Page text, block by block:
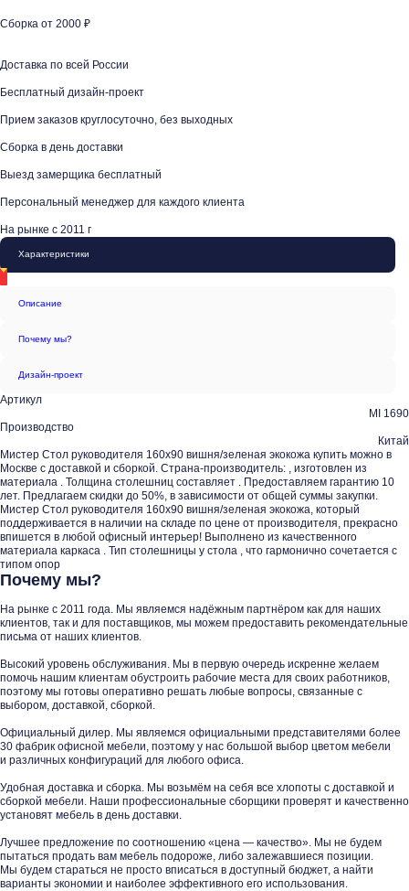
Сборка от 2000 ₽
Доставка по всей России
Бесплатный дизайн-проект
Прием заказов круглосуточно, без выходных
Сборка в день доставки
Выезд замерщика бесплатный
Персональный менеджер для каждого клиента
На рынке с 2011 г
Характеристики
Описание
Почему мы?
Дизайн-проект
Артикул
MI 1690
Производство
Китай
Мистер Стол руководителя 160x90 вишня/зеленая экокожа купить можно в
Москве с доставкой и сборкой. Страна-производитель: , изготовлен из
материала . Толщина столешниц составляет . Предоставляем гарантию 10
лет. Предлагаем скидки до 50%, в зависимости от общей суммы закупки.
Мистер Стол руководителя 160x90 вишня/зеленая экокожа, который
поддерживается в наличии на складе по цене от производителя, прекрасно
впишется в любой офисный интерьер! Выполнено из качественного
материала каркаса . Тип столешницы у стола , что гармонично сочетается с
типом опор
Почему мы?
На рынке с 2011 года. Мы являемся надёжным партнёром как для наших
клиентов, так и для поставщиков, мы можем предоставить рекомендательные
письма от наших клиентов.
Высокий уровень обслуживания. Мы в первую очередь искренне желаем
помочь нашим клиентам обустроить рабочие места для своих работников,
поэтому мы готовы оперативно решать любые вопросы, связанные с
выбором, доставкой, сборкой.
Официальный дилер. Мы являемся официальными представителями более
30 фабрик офисной мебели, поэтому у нас большой выбор цветом мебели
и различных конфигураций для любого офиса.
Удобная доставка и сборка. Мы возьмём на себя все хлопоты с доставкой и
сборкой мебели. Наши профессиональные сборщики проверят и качественно
установят мебель в день доставки.
Лучшее предложение по соотношению «цена — качество». Мы не будем
пытаться продать вам мебель подороже, либо залежавшиеся позиции.
Мы будем стараться не просто вписаться в доступный бюджет, а найти
варианты экономии и наиболее эффективного его использования.